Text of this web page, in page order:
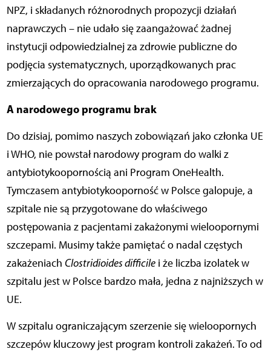
NPZ, i składanych różnorodnych propozycji działań
naprawczych – nie udało się zaangażować żadnej
instytucji odpowiedzialnej za zdrowie publiczne do
podjęcia systematycznych, uporządkowanych prac
zmierzających do opracowania narodowego programu.
A narodowego programu brak
Do dzisiaj, pomimo naszych zobowiązań jako członka UE
i WHO, nie powstał narodowy program do walki z
antybiotykoopornością ani Program OneHealth.
Tymczasem antybiotykooporność w Polsce galopuje, a
szpitale nie są przygotowane do właściwego
postępowania z pacjentami zakażonymi wieloopornymi
szczepami. Musimy także pamiętać o nadal częstych
zakażeniach Clostridioides difficilei że liczba izolatek w
szpitalu jest w Polsce bardzo mała, jedna z najniższych w
UE.
W szpitalu ograniczającym szerzenie się wieloopornych
szczepów kluczowy jest program kontroli zakażeń. To od